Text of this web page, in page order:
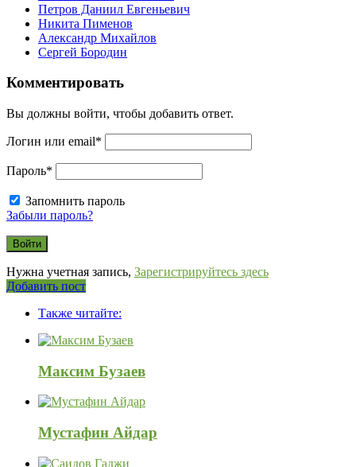
Петров Даниил Евгеньевич
Никита Пименов
Александр Михайлов
Сергей Бородин
Комментировать
Вы должны войти, чтобы добавить ответ.
Логин или email*
Пароль*
Запомнить пароль
Забыли пароль?
Нужна учетная запись, Зарегистрируйтесь здесь
Боковая
Добавить пост
120x600Также читайте:
Максим Бузаев
Мустафин Айдар